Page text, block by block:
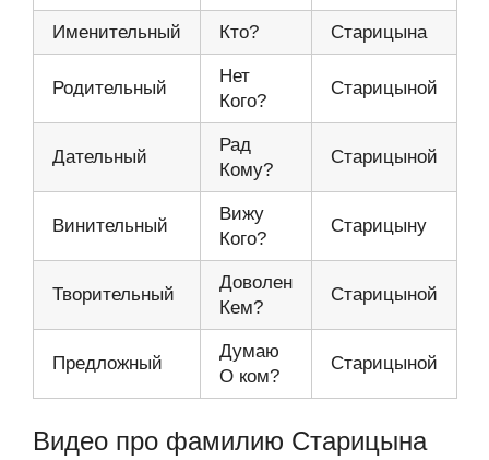
Именительный Кто? Старицына
Родительный
Нет
Кого?
Старицыной
Дательный
Рад
Кому?
Старицыной
Винительный
Вижу
Кого?
Старицыну
Творительный
Доволен
Кем?
Старицыной
Предложный
Думаю
О ком?
Старицыной
Видео про фамилию Старицына